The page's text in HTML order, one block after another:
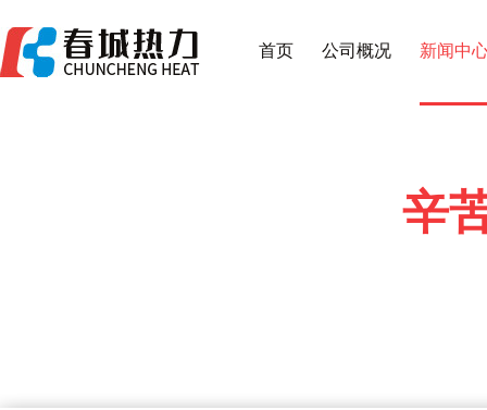
首页 公司概况 新闻中
辛